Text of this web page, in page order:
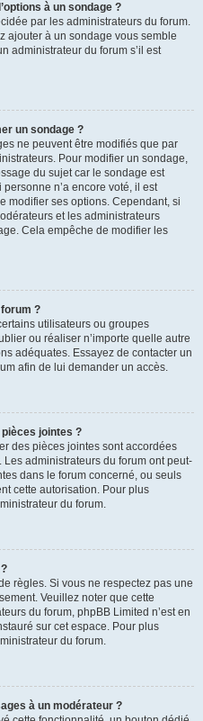
à un sondage ?
par les administrateurs du forum.
ajouter à un sondage vous semble
administrateur du forum s’il est
un sondage ?
ne peuvent être modifiés que par
Pour modifier un sondage,
du sujet car le sondage est
n’a encore voté, il est
modifier ses options. Cependant, si
et les administrateurs
Cela empêche de modifier les
?
utilisateurs ou groupes
ou réaliser n’importe quelle autre
adéquates. Essayez de contacter un
afin de lui demander un accès.
jointes ?
des pièces jointes sont accordées
administrateurs du forum ont peut-
dans le forum concerné, ou seuls
cette autorisation. Pour plus
du forum.
règles. Si vous ne respectez pas une
Veuillez noter que cette
du forum, phpBB Limited n’est en
sur cet espace. Pour plus
du forum.
à un modérateur ?